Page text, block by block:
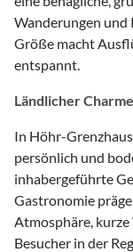
Wanderungen und
Größe macht
entspannt.
Ländlicher
In Höhr-
persönlich und
inhabergeführte
Gastronomie
Atmosphäre,
Besucher in der